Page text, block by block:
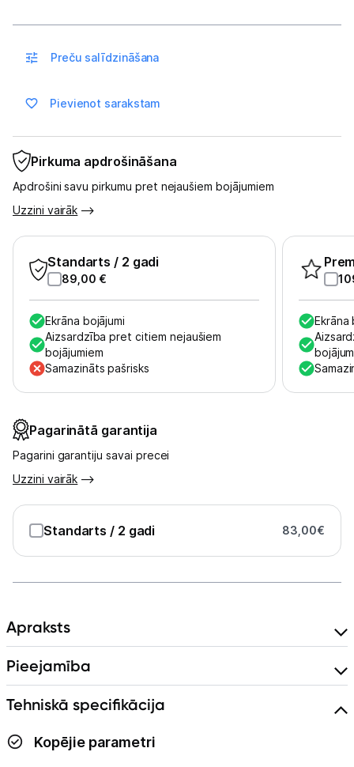
Skaistumkopšana
Sports un atpūta
Ražotāju atjaunota tehnika
Vēlmju saraksts
Blogs
Piegāde un apmaksa
Tehnikas izvešana
Uzņēmumiem
Tet pakalpojumi
Kontakti
Informācija
Preču salīdzināšana
Pievienot sarakstam
Pirkuma apdrošināšana
Apdrošini savu pirkumu pret nejaušiem bojājumiem
Uzzini vairāk
Standarts / 2 gadi
89,00 €
Ekrāna bojājumi
Aizsardzība pret citiem nejaušiem
bojājumiem
Samazināts pašrisks
Ekrāna
Pagarinātā garantija
Pagarini garantiju savai precei
Uzzini vairāk
Standarts / 2 gadi 83,00€
Apraksts
Pieejamība
Tehniskā specifikācija
Kopējie parametri